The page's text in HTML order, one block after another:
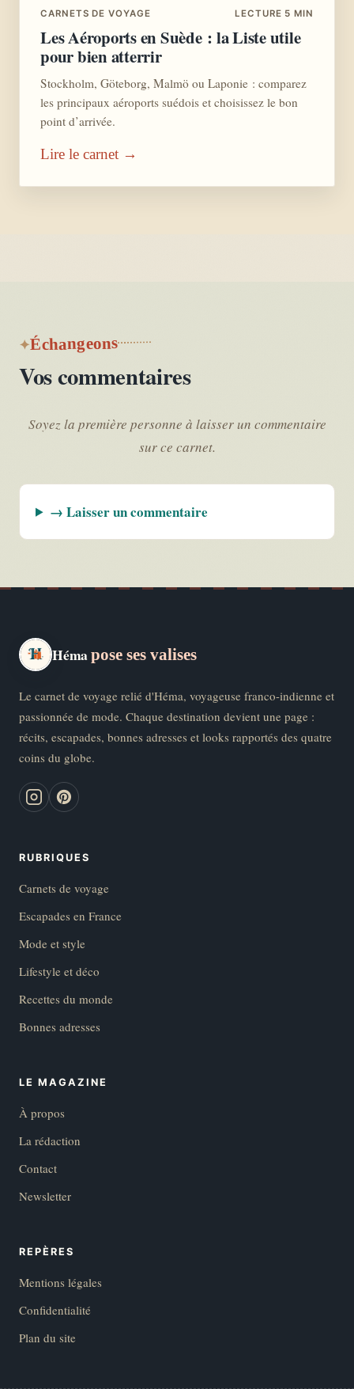
CARNETS DE VOYAGE LECTURE 5 MIN
Les Aéroports en Suède : la Liste utile
pour bien atterrir
Stockholm, Göteborg, Malmö ou Laponie : comparez
les principaux aéroports suédois et choisissez le bon
point d’arrivée.
Lire le carnet →
Échangeons
Vos commentaires
Soyez la première personne à laisser un commentaire
sur ce carnet.
→ Laisser un commentaire
Hémapose ses valises
Le carnet de voyage relié d'Héma, voyageuse franco-indienne et
passionnée de mode. Chaque destination devient une page :
récits, escapades, bonnes adresses et looks rapportés des quatre
coins du globe.
RUBRIQUES
Carnets de voyage
Escapades en France
Mode et style
Lifestyle et déco
Recettes du monde
Bonnes adresses
LE MAGAZINE
À propos
La rédaction
Contact
Newsletter
REPÈRES
Mentions légales
Confidentialité
Plan du site